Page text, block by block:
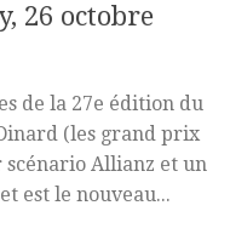
26 octobre
de la 27e édition du
(les grand prix
Allianz et un
est le nouveau...